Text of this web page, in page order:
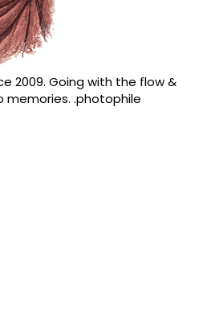
2009. Going with the flow &
.photophile